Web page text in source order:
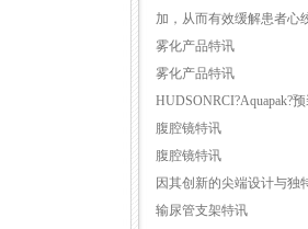
加，从而有效缓解患者心
雾化产品特讯
雾化产品特讯
HUDSONRCI?Aquapak?
腹腔镜特讯
腹腔镜特讯
因其创新的尖端设计与独
输尿管支架特讯